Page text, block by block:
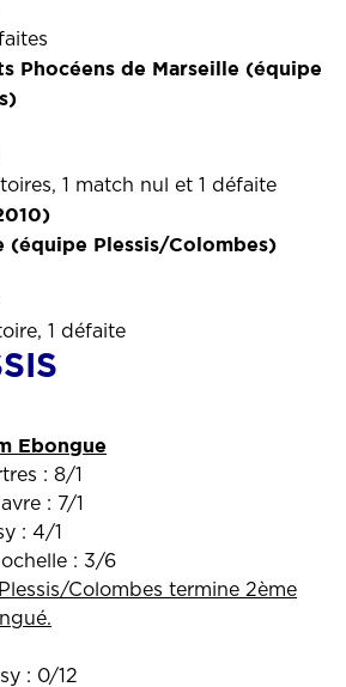
Phocéens de Marseille (équipe
1 match nul et 1 défaite
(équipe Plessis/Colombes)
1 défaite
Ebongue
: 8/1
: 7/1
: 4/1
: 3/6
Colombes termine 2ème
: 0/12